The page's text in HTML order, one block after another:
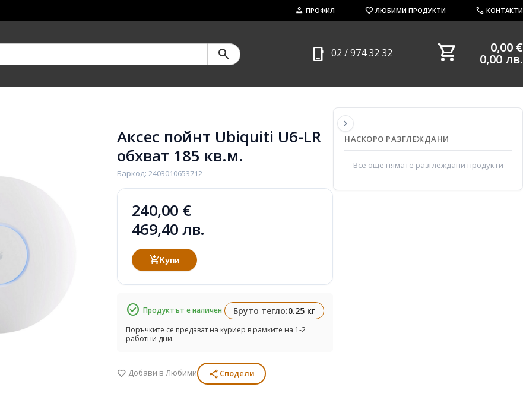
person ПРОФИЛ favorite ЛЮБИМИ ПРОДУКТИ call КОНТАКТИ
search phone_iphone 02 / 974 32 32 shopping_cart 0,00 €
0,00 лв.
Аксес пойнт Ubiquiti U6-LR
обхват 185 кв.м.
Баркод: 2403010653712
240,00 €
469,40 лв.
add_shopping_cartКупи
check_circle Продуктът е наличен Бруто тегло:0.25 кг
Поръчките се предават на куриер в рамките на 1-2
работни дни.
favorite Добави в Любими share Сподели
chevron_right
НАСКОРО РАЗГЛЕЖДАНИ
Все още нямате разглеждани продукти